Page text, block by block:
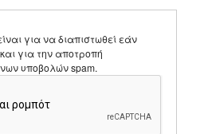
για να διαπιστωθεί εάν
για την αποτροπή
υποβολών spam.